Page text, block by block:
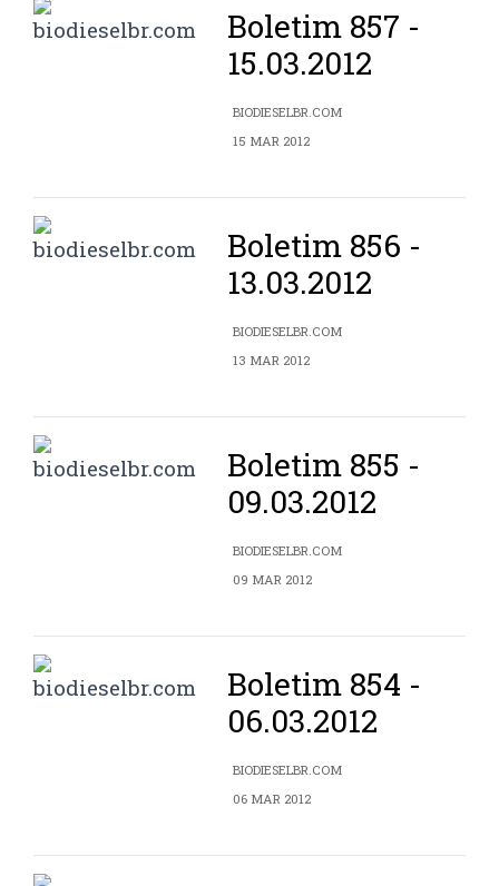
Boletim 857 -
15.03.2012
BIODIESELBR.COM
15 MAR 2012
Boletim 856 -
13.03.2012
BIODIESELBR.COM
13 MAR 2012
Boletim 855 -
09.03.2012
BIODIESELBR.COM
09 MAR 2012
Boletim 854 -
06.03.2012
BIODIESELBR.COM
06 MAR 2012